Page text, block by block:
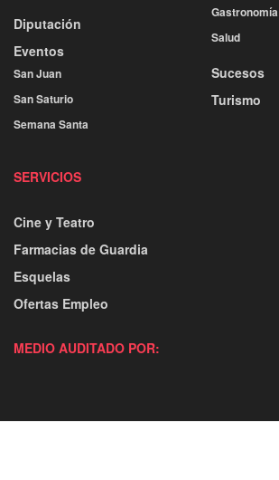
Diputación
Eventos
San Juan
San Saturio
Semana Santa
Gastronomía
Salud
Sucesos
Turismo
SERVICIOS
Cine y Teatro
Farmacias de Guardia
Esquelas
Ofertas Empleo
MEDIO AUDITADO POR: